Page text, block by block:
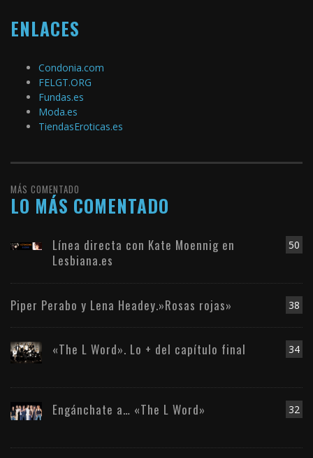
ENLACES
Condonia.com
FELGT.ORG
Fundas.es
Moda.es
TiendasEroticas.es
MÁS COMENTADO
LO MÁS COMENTADO
50
Línea directa con Kate Moennig en
Lesbiana.es
38
Piper Perabo y Lena Headey.»Rosas rojas»
34
«The L Word». Lo + del capítulo final
32
Engánchate a… «The L Word»